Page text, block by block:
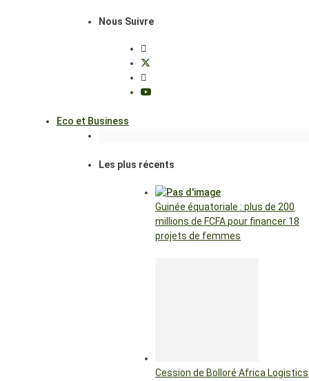
Nous Suivre
Eco et Business
Les plus récents
Guinée équatoriale : plus de 200
millions de FCFA pour financer 18
projets de femmes
Cession de Bolloré Africa Logistics